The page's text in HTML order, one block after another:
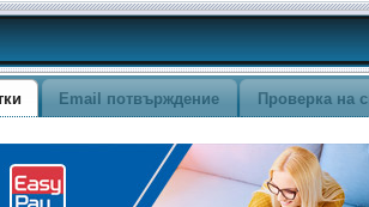
Email потвърждение Проверка на